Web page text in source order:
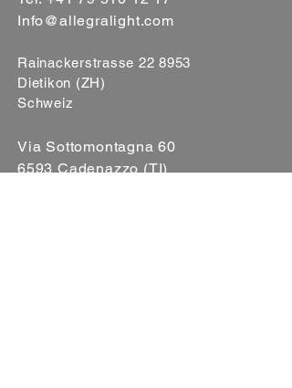
Info@allegralight.com
Rainackerstrasse 22 8953
Dietikon (ZH)
Schweiz
Via Sottomontagna 60
6593 Cadenazzo (TI)